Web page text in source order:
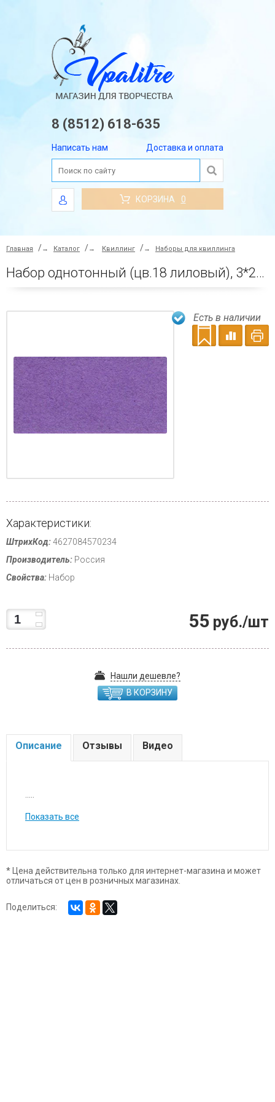
8 (8512) 618-635
Написать нам Доставка и оплата
КОРЗИНА 0
Главная → Каталог → Квиллинг → Наборы для квиллинга
Набор однотонный (цв.18 лиловый), 3*297мм, 100 пол, Арт.3101803297
Есть в наличии
Характеристики:
ШтрихКод:4627084570234
Производитель: Россия
Свойства: Набор
55 руб./шт
Нашли дешевле?
В КОРЗИНУ
Описание Отзывы Видео
Показать все
* Цена действительна только для интернет-магазина и может
отличаться от цен в розничных магазинах.
Поделиться: